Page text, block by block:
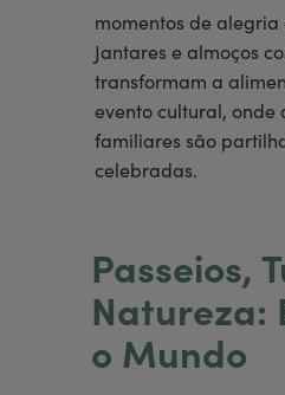
momentos de alegria
Jantares e almoços
transformam a
evento cultural, onde
familiares são
celebradas.
Passeios,
Natureza:
o Mundo